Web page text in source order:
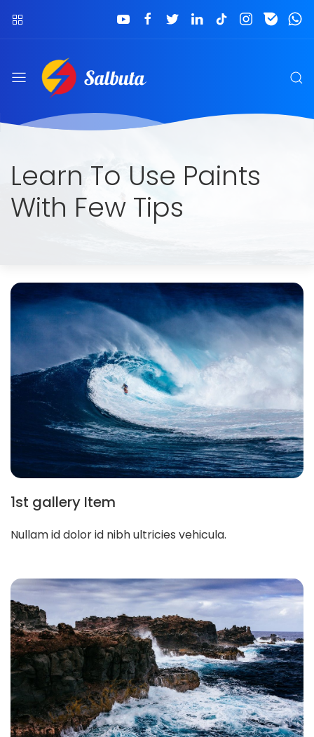
Learn To Use Paints
With Few Tips
1st gallery Item
Nullam id dolor id nibh ultricies vehicula.